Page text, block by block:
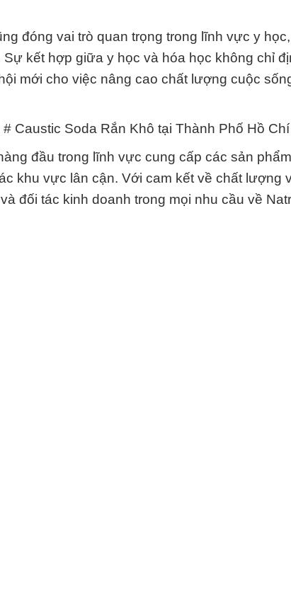
đóng vai trò quan trọng trong lĩnh vực y
kết hợp giữa y học và hóa học không chỉ
mới cho việc nâng cao chất lượng cuộc
Caustic Soda Rắn Khô tại Thành Phố Hồ
đầu trong lĩnh vực cung cấp các sản
khu vực lân cận. Với cam kết về chất lượng
đối tác kinh doanh trong mọi nhu cầu về